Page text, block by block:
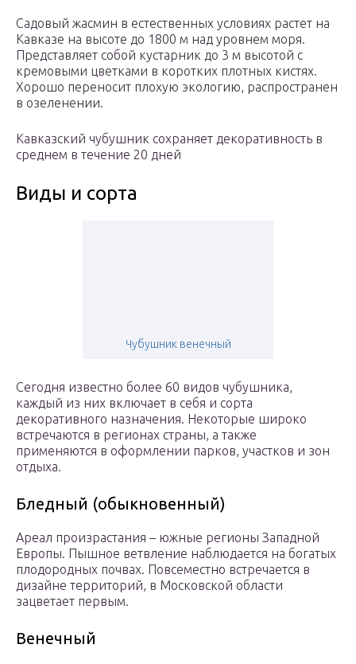
Садовый жасмин в естественных условиях растет на
Кавказе на высоте до 1800 м над уровнем моря.
Представляет собой кустарник до 3 м высотой с
кремовыми цветками в коротких плотных кистях.
Хорошо переносит плохую экологию, распространен
в озеленении.
Кавказский чубушник сохраняет декоративность в
среднем в течение 20 дней
Виды и сорта
Чубушник венечный
Сегодня известно более 60 видов чубушника,
каждый из них включает в себя и сорта
декоративного назначения. Некоторые широко
встречаются в регионах страны, а также
применяются в оформлении парков, участков и зон
отдыха.
Бледный (обыкновенный)
Ареал произрастания – южные регионы Западной
Европы. Пышное ветвление наблюдается на богатых
плодородных почвах. Повсеместно встречается в
дизайне территорий, в Московской области
зацветает первым.
Венечный